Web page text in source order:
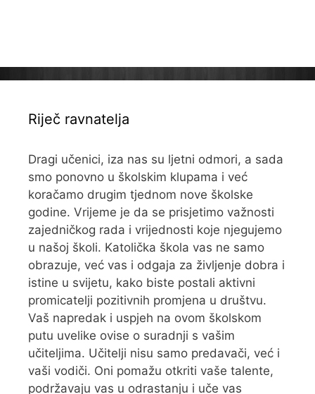
Riječ ravnatelja
Dragi učenici, iza nas su ljetni odmori, a sada
smo ponovno u školskim klupama i već
koračamo drugim tjednom nove školske
godine. Vrijeme je da se prisjetimo važnosti
zajedničkog rada i vrijednosti koje njegujemo
u našoj školi. Katolička škola vas ne samo
obrazuje, već vas i odgaja za življenje dobra i
istine u svijetu, kako biste postali aktivni
promicatelji pozitivnih promjena u društvu.
Vaš napredak i uspjeh na ovom školskom
putu uvelike ovise o suradnji s vašim
učiteljima. Učitelji nisu samo predavači, već i
vaši vodiči. Oni pomažu otkriti vaše talente,
podržavaju vas u odrastanju i uče vas